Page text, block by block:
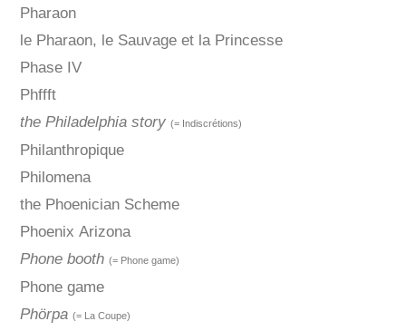
Pharaon
le Pharaon, le Sauvage et la Princesse
Phase IV
Phffft
the Philadelphia story (= Indiscrétions)
Philanthropique
Philomena
the Phoenician Scheme
Phoenix Arizona
Phone booth (= Phone game)
Phone game
Phörpa (= La Coupe)